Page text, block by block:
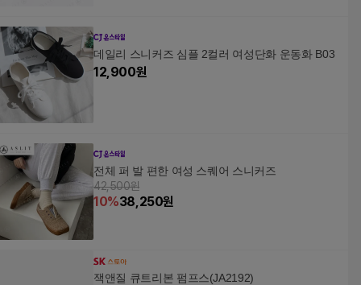
데일리 스니커즈 심플 2컬러 여성단화 운동화 B03
12,900원
전체 퍼 발 편한 여성 스퀘어 스니커즈
42,500원
10%38,250원
잭앤질 큐트리본 펌프스(JA2192)